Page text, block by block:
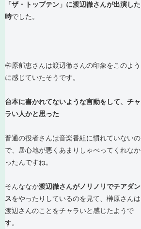
「ザ・トップテン」に渡辺徹さんが出演した
時でした。
榊原郁恵さんは渡辺徹さんの印象をこのよう
に感じていたそうです。
台本に書かれてないような言動をして、チャ
ラい人かと思った
普通の役者さんは音楽番組に慣れていないの
で、居心地が悪くあまりしゃべってくれなか
ったんですね。
そんななか渡辺徹さんがノリノリでチアダン
スをやったりしているのを見て、榊原さんは
渡辺さんのことをチャラいと感じたようで
す。